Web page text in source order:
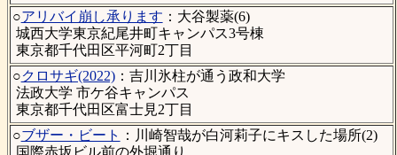
○アリバイ崩し承ります ：大谷製薬(6)
城西大学東京紀尾井町キャンパス3号棟
東京都千代田区平河町2丁目
○クロサギ(2022)：吉川氷柱が通う政和大学
法政大学 市ケ谷キャンパス
東京都千代田区富士見2丁目
○ブザー・ビート
：川崎智哉が白河莉子にキスした場所(2)